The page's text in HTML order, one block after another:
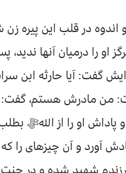
اندوه در قلب این پیره
او را درمیان آنها
گفت: آیا حارثه ابن
من مادرش هستم، گفت:
پاداش او را از اللهﷻ
آورد و آن چیزهای را